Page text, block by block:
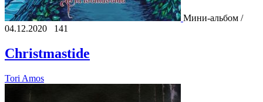
Мини-альбом /
04.12.2020
141
Christmastide
Tori Amos